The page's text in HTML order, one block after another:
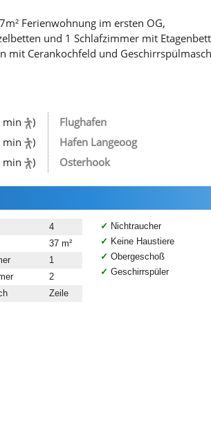
Ferienwohnung im ersten OG,
und 1 Schlafzimmer mit
mit Cerankochfeld und
min
)
min
)
min )
Flughafen
Hafen Langeoog
Osterhook
4
37 m²
1
2
Zeile
Nichtraucher
Keine Haustiere
Obergeschoß
Geschirrspüler